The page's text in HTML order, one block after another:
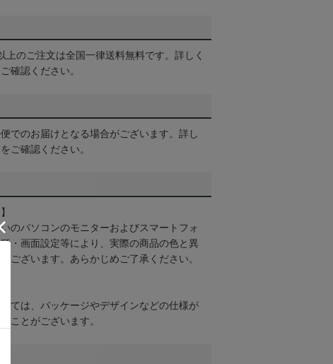
上のご注文は全国一律送料無料です。詳しく
確認ください。
でのお届けとなる場合がございます。詳し
をご確認ください。
のパソコンのモニターおよびスマートフォ
・画面設定等により、実際の商品の色と異
ございます。あらかじめご了承ください。
っては、パッケージやデザインなどの仕様が
ことがございます。